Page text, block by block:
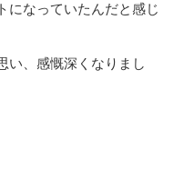
になっていたんだと感じ
い、感慨深くなりまし